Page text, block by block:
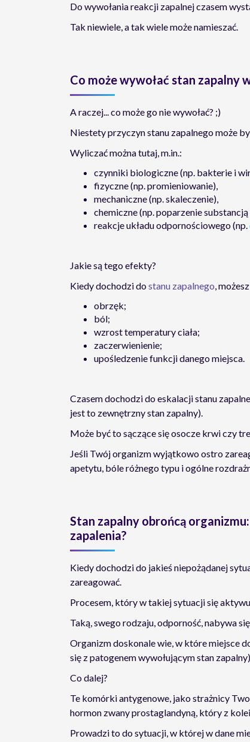
Do wywołania reakcji zapalnej czasem
Tak niewiele, a tak wiele może namieszać.
Co może wywołać stan zapalny
A raczej... co może go nie wywołać? ;)
Niestety przyczyn stanu zapalnego może
Wyliczać można tutaj, m.in.:
czynniki biologiczne (np. bakterie i
fizyczne (np. promieniowanie),
mechaniczne (np. skaleczenie),
chemiczne (np. poparzenie substancją
reakcje układu odpornościowego (np.
Jakie są tego efekty?
Kiedy dochodzi dostanu zapalnego,
obrzęk;
ból;
wzrost temperatury ciała;
zaczerwienienie;
upośledzenie funkcji danego miejsca.
Czasem dochodzi do eskalacji stanu
jest to zewnętrzny stan zapalny).
Może być to sączące się osocze krwi czy
Jeśli Twój organizm wyjątkowo ostro
apetytu, bóle różnego typu i ogólne
Stan zapalny obrońcą
zapalenia?
Kiedy dochodzi do jakieś niepożądanej
zareagować.
Procesem, który w takiej sytuacji się
Taką, swego rodzaju, odporność, nabywa
Organizm doskonale wie, w które miejsce
się z patogenem wywołującym stan
Co dalej?
Te komórki antygenowe, jako strażnicy
hormon zwany prostaglandyną, który z
Prowadzi to do sytuacji, w której w dane